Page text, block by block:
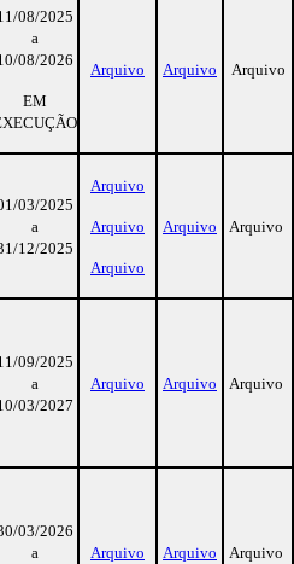
08/2025
a
08/2026
EM
Arquivo Arquivo Arquivo
03/2025
a
12/2025
Arquivo
Arquivo
Arquivo
Arquivo Arquivo
09/2025
a
03/2027
Arquivo Arquivo Arquivo
03/2026
a
Arquivo Arquivo Arquivo